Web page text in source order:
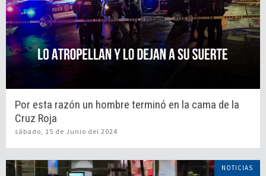
Por esta razón un hombre terminó en la cama de la
Cruz Roja
sábado, 15 de Junio del 2024
NOTICIAS